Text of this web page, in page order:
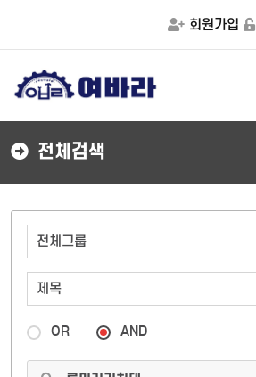
회원가입
전체검색
OR AND